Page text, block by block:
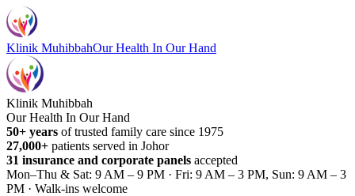
Klinik MuhibbahOur Health In Our Hand
Klinik Muhibbah
Our Health In Our Hand
50+ years of trusted family care since 1975
27,000+ patients served in Johor
31 insurance and corporate panels accepted
Mon–Thu & Sat: 9 AM – 9 PM · Fri: 9 AM – 3 PM, Sun: 9 AM – 3
PM · Walk-ins welcome